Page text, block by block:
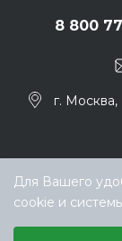
8 800
г.
Для Вашего
cookie и